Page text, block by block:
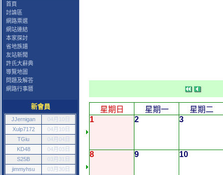
首頁
討論區
網路票選
網站連結
本家探討
省地族譜
友站新聞
許氏大辭典
導覽地圖
問題及解答
網路行事曆
新會員
JJernigan
04月10日
Xulp7172
04月10日
TGiu
04月04日
KD48
04月03日
S25B
03月31日
jimmyhsu
03月30日
星期日 星期一
星期二
1
2 3
8 9 10